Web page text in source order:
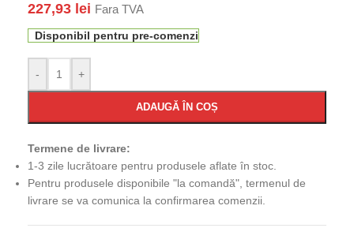
227,93 lei Fara TVA
Disponibil pentru pre-comenzi
- +
ADAUGĂ ÎN COȘ
Termene de livrare:
1-3 zile lucrătoare pentru produsele aflate în stoc.
Pentru produsele disponibile "la comandă", termenul de
livrare se va comunica la confirmarea comenzii.